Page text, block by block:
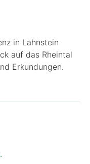
in Lahnstein
auf das Rheintal
Erkundungen.